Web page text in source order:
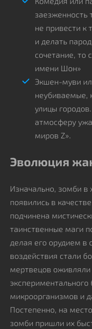
не привести к
и делать
сочетание, то
имени Шон»
Экшен-муви
неубиваемые,
улицы
атмосферу
миров Z».
Эволюция
Изначально, зомби в
появились в
подчинена
таинственные маги
делая его орудием в
воздействия стали
мертвецов
экспериментального
микроорганизмов и
Постепенно, на
зомби пришли их